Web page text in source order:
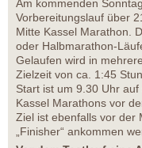
Am kommenden
Vorbereitungslauf über
Mitte Kassel Marathon.
oder Halbmarathon-
Gelaufen wird in
Zielzeit von ca. 1:45
Start ist um 9.30 Uhr
Kassel Marathons vor
Ziel ist ebenfalls vor der
„Finisher“ ankommen